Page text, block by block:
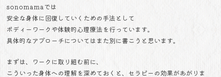
sonomamaでは
安全な身体に回復していくための手法として
ボディーワークや体験的心理療法を行っています。
具体的なアプローチについてはまた別に書こうと思います。
まずは、ワークに取り組む前に、
こういった身体への理解を深めておくと、セラピーの効果があがりま